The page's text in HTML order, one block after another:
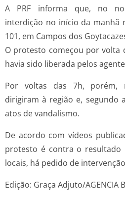
A PRF informa que, no
interdição no início da manhã
101, em Campos dos
O protesto começou por volta
havia sido liberada pelos
Por voltas das 7h, porém,
dirigiram à região e, segundo
atos de vandalismo.
De acordo com vídeos
protesto é contra o resultado
locais, há pedido de
Edição: Graça Adjuto/AGENCIA